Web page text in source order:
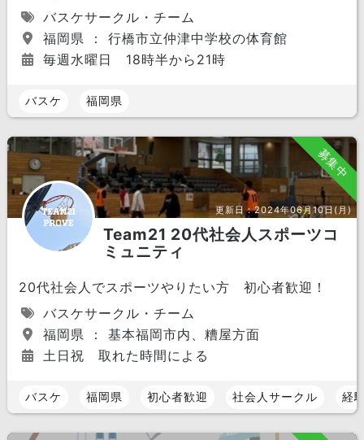
バスケサークル・チーム
福岡県 ： 行橋市立仲津中学校の体育館
毎週水曜日 18時半から21時
バスケ 福岡県
募集中
更新日：2024年06月10日(月)
Team21 20代社会人スポーツコ
ミュニティ
20代社会人でスポーツやりたい方 初心者歓迎！
バスケサークル・チーム
福岡県 ： 基本福岡市内、糟屋方面
土日祝 取れた時間による
バスケ 福岡県 初心者歓迎 社会人サークル 経